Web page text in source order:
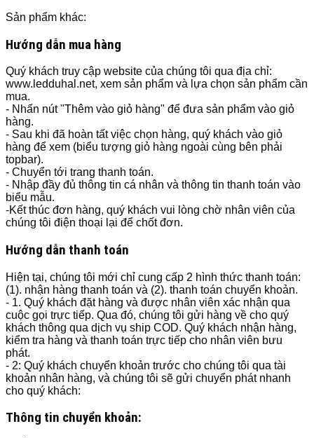
Sản phẩm khác:
Hướng dẫn mua hàng
Quý khách truy cập website của chúng tôi qua địa chỉ:
www.ledduhal.net, xem sản phẩm và lựa chọn sản phẩm cần
mua.
- Nhấn nút "Thêm vào giỏ hàng" để đưa sản phẩm vào giỏ
hàng.
- Sau khi đã hoàn tất việc chọn hàng, quý khách vào giỏ
hàng để xem (biểu tượng giỏ hàng ngoài cùng bên phải
topbar).
- Chuyển tới trang thanh toán.
- Nhập đầy đủ thông tin cá nhân và thông tin thanh toán vào
biểu mẫu.
-Kết thúc đơn hàng, quý khách vui lòng chờ nhân viên của
chúng tôi điện thoại lại để chốt đơn.
Hướng dẫn thanh toán
Hiện tại, chúng tôi mới chỉ cung cấp 2 hình thức thanh toán:
(1). nhận hàng thanh toán và (2). thanh toán chuyển khoản.
- 1. Quý khách đặt hàng và được nhân viên xác nhận qua
cuộc gọi trực tiếp. Qua đó, chúng tôi gửi hàng về cho quý
khách thông qua dịch vụ ship COD. Quý khách nhận hàng,
kiểm tra hàng và thanh toán trực tiếp cho nhân viên bưu
phát.
- 2: Quý khách chuyển khoản trước cho chúng tôi qua tài
khoản nhân hàng, và chúng tôi sẽ gửi chuyển phát nhanh
cho quý khách:
Thông tin chuyển khoản: